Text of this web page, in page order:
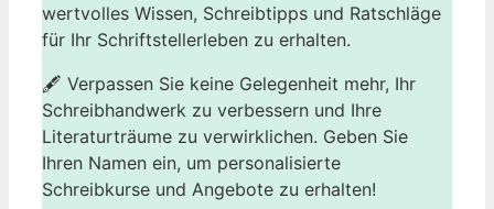
wertvolles Wissen, Schreibtipps und Ratschläge
für Ihr Schriftstellerleben zu erhalten.
🖋️ Verpassen Sie keine Gelegenheit mehr, Ihr
Schreibhandwerk zu verbessern und Ihre
Literaturträume zu verwirklichen. Geben Sie
Ihren Namen ein, um personalisierte
Schreibkurse und Angebote zu erhalten!